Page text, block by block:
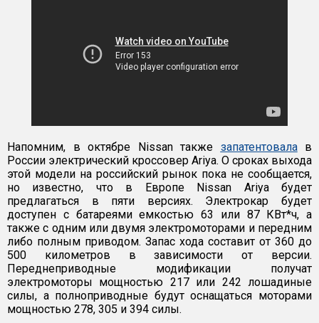
Напомним, в октябре Nissan также запатентовалав
России электрический кроссовер Ariya. О сроках выхода
этой модели на российский рынок пока не сообщается,
но известно, что в Европе Nissan Ariya будет
предлагаться в пяти версиях. Электрокар будет
доступен с батареями емкостью 63 или 87 КВт*ч, а
также с одним или двумя электромоторами и передним
либо полным приводом. Запас хода составит от 360 до
500 километров в зависимости от версии.
Переднеприводные модификации получат
электромоторы мощностью 217 или 242 лошадиные
силы, а полноприводные будут оснащаться моторами
мощностью 278, 305 и 394 силы.